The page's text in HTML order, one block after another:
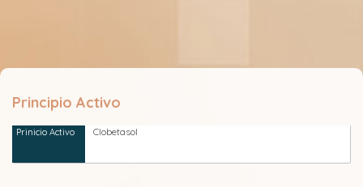
Principio Activo
Clobetasol